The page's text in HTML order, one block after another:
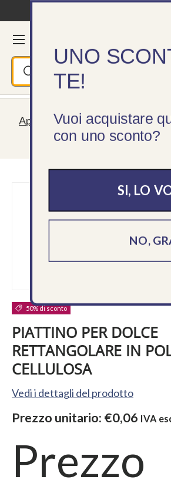
Passa ai contenuti
Cerca
Cerca
Menu
Aperti tutta l'estate! Spedizioni
servizio clienti lun - ven
50% di sconto
PIATTINO PER DOLCE
RETTANGOLARE IN
CELLULOSA
Vedi i dettagli del prodotto
Prezzo unitario: €0,06 IVA
Prezzo
UNO
TE!
Vuoi acquistare
con uno sconto?
SI, LO
NO,